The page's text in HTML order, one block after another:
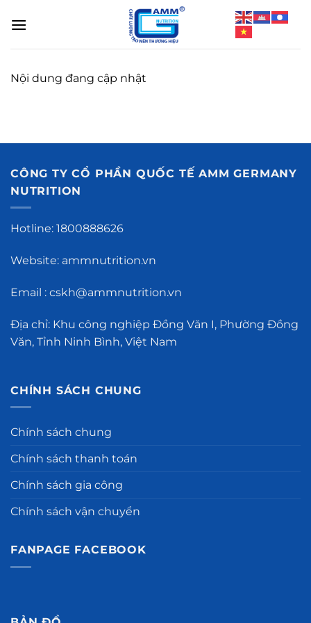
qua
Nội dung đang cập nhật
CÔNG TY CỔ PHẦN QUỐC TẾ AMM GERMANY
NUTRITION
Hotline: 1800888626
Website: ammnutrition.vn
Email : cskh@ammnutrition.vn
Địa chỉ: Khu công nghiệp Đồng Văn I, Phường Đồng
Văn, Tỉnh Ninh Bình, Việt Nam
CHÍNH SÁCH CHUNG
Chính sách chung
Chính sách thanh toán
Chính sách gia công
Chính sách vận chuyển
FANPAGE FACEBOOK